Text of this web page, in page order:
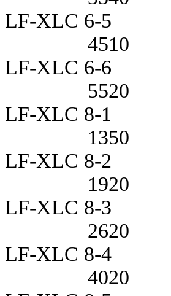
LF-
4510 5050
LF-
5520 6060
LF-
1350 1010
LF-
1920 2020
LF-
2620 3030
LF-
4020 4040